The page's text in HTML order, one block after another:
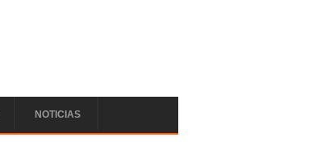
NOTICIAS